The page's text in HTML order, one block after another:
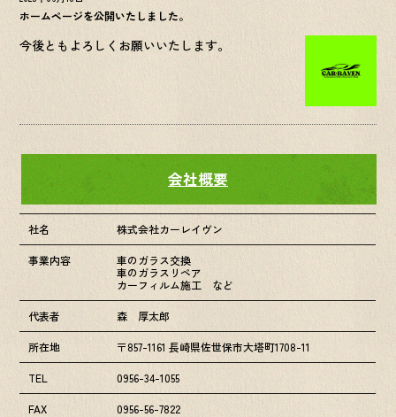
ホームページを公開いたしました。
今後ともよろしくお願いいたします。
会社概要
社名 株式会社カーレイヴン
事業内容
車のガラス交換
車のガラスリペア
カーフィルム施工 など
代表者 森 厚太郎
所在地 〒857-1161 長崎県佐世保市大塔町1708-11
TEL 0956-34-1055
FAX 0956-56-7822